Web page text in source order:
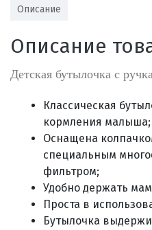
стоимость доставки
службами Пэк, Кит, Луч, Сдэк,
доставка, Почта РФ или любой
транспортной компанией на
городов)
Описание
Описание
Детская бутылочка с
Классическая
кормления малыша;
Оснащена
специальным
фильтром;
Удобно держать
Проста в
Бутылочка